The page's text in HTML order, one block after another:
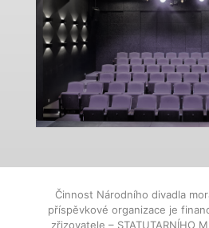
Činnost Národního divadla
příspěvkové organizace je
zřizovatele – STATUTARNÍHO